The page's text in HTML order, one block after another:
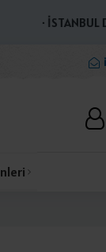
· İSTANBUL